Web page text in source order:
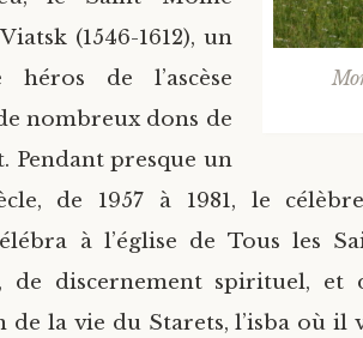
(1546-1612), un
héros de l’ascèse
nombreux dons de
Pendant presque un
de 1957 à 1981, le
à l’église de Tous les
de discernement spirituel,
de la vie du Starets, l’isba où